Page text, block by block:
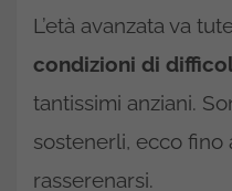
L’età avanzata va
condizioni di
tantissimi anziani.
sostenerli, ecco
rasserenarsi.